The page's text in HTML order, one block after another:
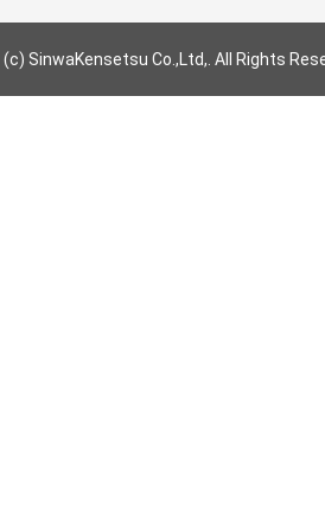
SinwaKensetsu Co.,Ltd,. All Rights